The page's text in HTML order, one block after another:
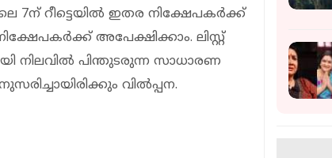
റീട്ടെയില്‍ ഇതര നിക്ഷേപകര്‍ക്ക്
അപേക്ഷിക്കാം. ലിസ്റ്റ്
നിലവില്‍ പിന്തുടരുന്ന സാധാരണ
വില്‍പ്പന.